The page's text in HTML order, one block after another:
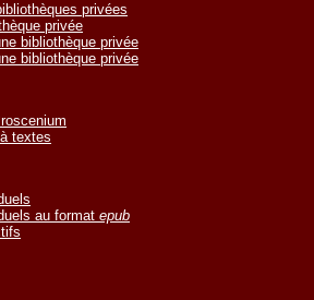
privées
privée
bibliothèque privée
bibliothèque privée
textes
au format epub